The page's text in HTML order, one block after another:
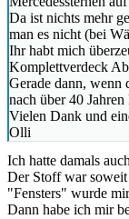
Da ist nichts mehr
man es nicht (bei
Ihr habt mich
Komplettverdeck
Gerade dann, wenn
nach über 40
Vielen Dank und
Olli
Ich hatte damals
Der Stoff war
"Fensters" wurde
Dann habe ich mir